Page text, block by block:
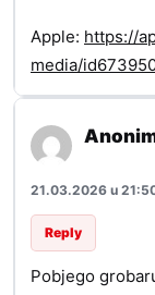
Apple: https://
media/
21.03.2026 u
Reply
Pobjego